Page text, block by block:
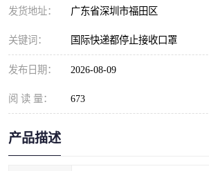
发货地址： 广东省深圳市福田区
关键词： 国际快递都停止接收口罩
发布日期： 2026-08-09
阅 读 量： 673
产品描述